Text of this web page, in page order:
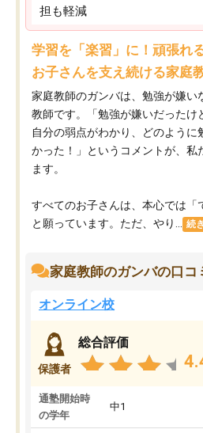
担も軽減
学習を「楽習」に！頑張れ
お子さんを支え続ける家庭
家庭教師のガンバは、勉強が嫌い
教師です。「勉強が嫌いだったけ
自分の弱点がわかり、どのように
かった！」というコメントが、私
ます。
すべてのお子さんは、本心では「
と願っています。ただ、やり...
続
家庭教師のガンバの口コ
オンライン校
保護者
総合評価
通塾開始時
の学年
中1